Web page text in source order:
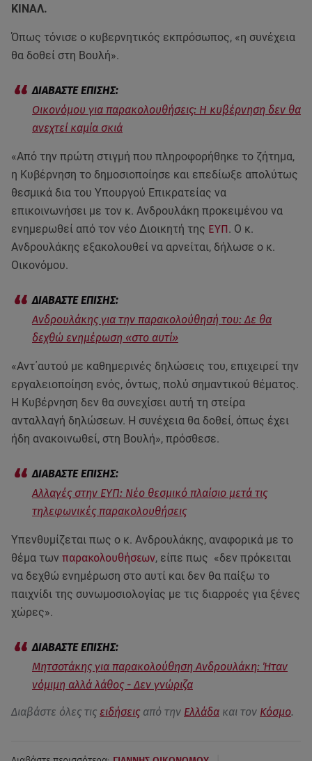
ΚΙΝΑΛ.
Όπως τόνισε ο κυβερνητικός εκπρόσωπος, «η συνέχεια
θα δοθεί στη Βουλή».
Οικονόμου για παρακολουθήσεις: Η κυβέρνηση δεν θα
ανεχτεί καμία σκιά
«Aπό την πρώτη στιγμή που πληροφορήθηκε το ζήτημα,
η Κυβέρνηση το δημοσιοποίησε και επεδίωξε απολύτως
θεσμικά δια του Υπουργού Επικρατείας να
επικοινωνήσει με τον κ. Ανδρουλάκη προκειμένου να
ενημερωθεί από τον νέο Διοικητή της ΕΥΠ. Ο κ.
Ανδρουλάκης εξακολουθεί να αρνείται, δήλωσε ο κ.
Οικονόμου.
Ανδρουλάκης για την παρακολούθησή του: Δε θα
δεχθώ ενημέρωση «στο αυτί»
«Αντ΄αυτού με καθημερινές δηλώσεις του, επιχειρεί την
εργαλειοποίηση ενός, όντως, πολύ σημαντικού θέματος.
Η Κυβέρνηση δεν θα συνεχίσει αυτή τη στείρα
ανταλλαγή δηλώσεων. Η συνέχεια θα δοθεί, όπως έχει
ήδη ανακοινωθεί, στη Βουλή», πρόσθεσε.
Αλλαγές στην ΕΥΠ: Νέο θεσμικό πλαίσιο μετά τις
τηλεφωνικές παρακολουθήσεις
Υπενθυμίζεται πως ο κ. Ανδρουλάκης, αναφορικά με το
θέμα των παρακολουθήσεων, είπε πως «δεν πρόκειται
να δεχθώ ενημέρωση στο αυτί και δεν θα παίξω το
παιχνίδι της συνωμοσιολογίας με τις διαρροές για ξένες
χώρες».
Μητσοτάκης για παρακολούθηση Ανδρουλάκη: Ήταν
νόμιμη αλλά λάθος - Δεν γνώριζα
Διαβάστε όλες τις ειδήσεις από την Ελλάδα και τον Κόσμο.